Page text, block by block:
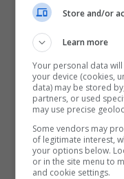
Store and/or
Learn more
Your personal data
your device (cookies,
data) may be stored
partners, or used
may use precise
Some vendors may
of legitimate interest,
your options below.
or in the site menu to
and cookie settings.